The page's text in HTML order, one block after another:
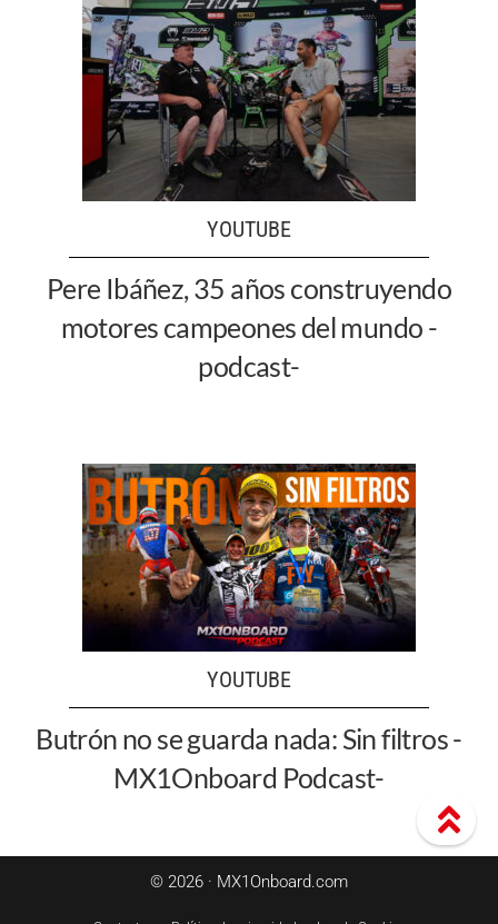
YOUTUBE
Pere Ibáñez, 35 años construyendo
motores campeones del mundo -
podcast-
YOUTUBE
Butrón no se guarda nada: Sin filtros -
MX1Onboard Podcast-
© 2026 · MX1Onboard.com